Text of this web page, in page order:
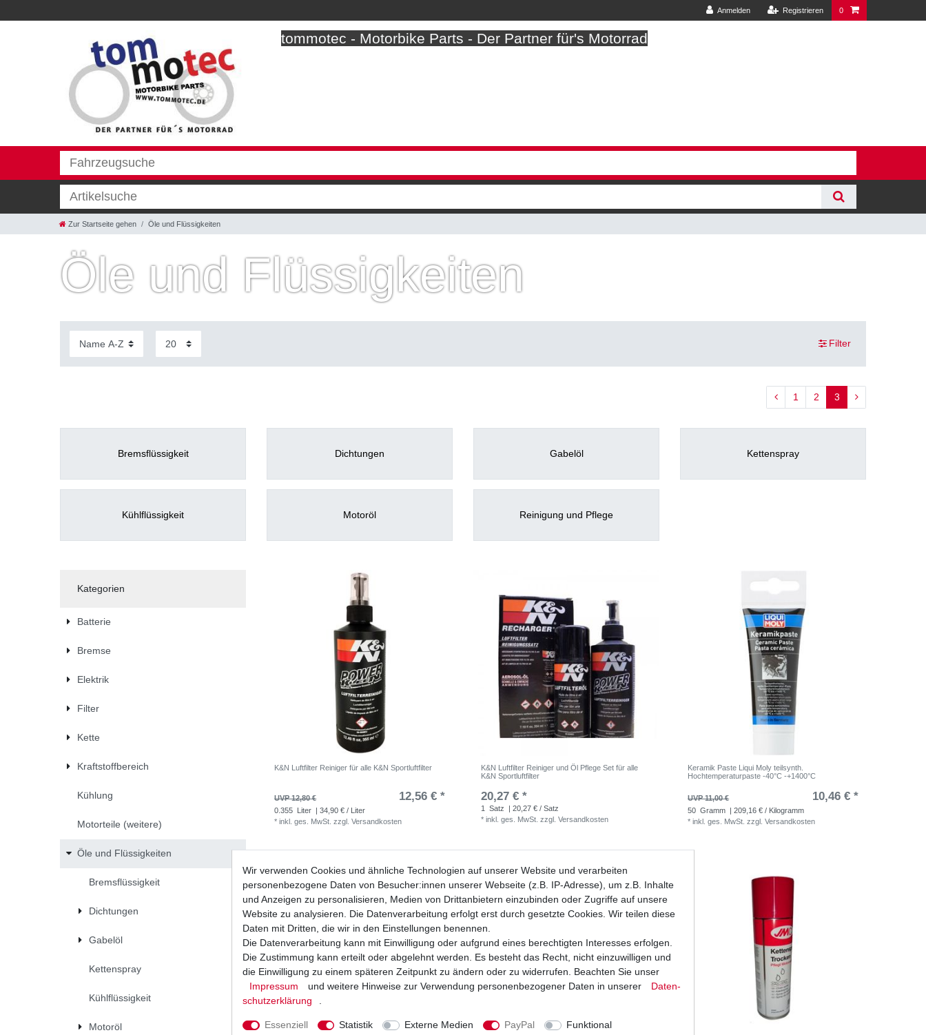
Anmelden Registrieren 0
tommotec - Motorbike Parts - Der Partner für's Motorrad
Zur Startseite gehen Öle und Flüssigkeiten
Öle und Flüssigkeiten
Filter
1 2 3
Bremsflüssigkeit Dichtungen Gabelöl Kettenspray
Kühlflüssigkeit Motoröl Reinigung und Pflege
Kategorien
Batterie
Bremse
Elektrik
Filter
Kette
Kraftstoffbereich
Kühlung
Motorteile (weitere)
Öle und Flüssigkeiten
Bremsflüssigkeit
Dichtungen
Gabelöl
Kettenspray
Kühlflüssigkeit
Motoröl
K&N Luftfilter Reiniger für alle K&N Sportluftfilter
UVP 12,80 € 12,56 € *
0.355 Liter
| 34,90 € / Liter
*inkl. ges. MwSt. zzgl.Versandkosten
K&N Luftfilter Reiniger und Öl Pflege Set für alle
K&N Sportluftfilter
20,27 € *
1 Satz
| 20,27 € / Satz
*inkl. ges. MwSt. zzgl.Versandkosten
Keramik Paste Liqui Moly teilsynth.
Hochtemperaturpaste -40°C -+1400°C
UVP 11,00 € 10,46 € *
50 Gramm
| 209,16 € / Kilogramm
*inkl. ges. MwSt. zzgl.Versandkosten
Wir verwenden Cookies und ähnliche Technologien auf unserer Website und verarbeiten
personenbezogene Daten von Besucher:innen unserer Webseite (z.B. IP-Adresse), um z.B. Inhalte
und Anzeigen zu personalisieren, Medien von Drittanbietern einzubinden oder Zugriffe auf unsere
Website zu analysieren. Die Datenverarbeitung erfolgt erst durch gesetzte Cookies. Wir teilen diese
Daten mit Dritten, die wir in den Einstellungen benennen.
Die Datenverarbeitung kann mit Einwilligung oder aufgrund eines berechtigten Interesses erfolgen.
Die Zustimmung kann erteilt oder abgelehnt werden. Es besteht das Recht, nicht einzuwilligen und
die Einwilligung zu einem späteren Zeitpunkt zu ändern oder zu widerrufen. Beachten Sie unser
Impressum
und weitere Hinweise zur Verwendung personenbezogener Daten in unserer
Daten­
schutz­erklärung
Essenziell Statistik Externe Medien PayPal
Funktional